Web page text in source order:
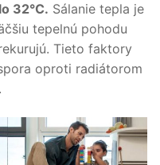
32°C. Sálanie tepla je
tepelnú pohodu
Tieto faktory
oproti radiátorom